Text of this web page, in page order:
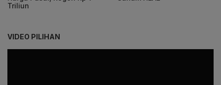
Triliun
VIDEO PILIHAN